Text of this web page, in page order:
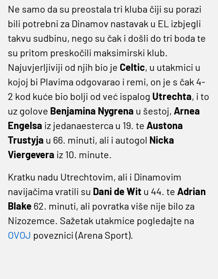
Ne samo da su preostala tri kluba čiji su porazi
bili potrebni za Dinamov nastavak u EL izbjegli
takvu sudbinu, nego su čak i došli do tri boda te
su pritom preskočili maksimirski klub.
Najuvjerljiviji od njih bio je Celtic, u utakmici u
kojoj bi Plavima odgovarao i remi, on je s čak 4-
2 kod kuće bio bolji od već ispalog Utrechta, i to
uz golove Benjamina Nygrena u šestoj, Arnea
Engelsa iz jedanaesterca u 19. te Austona
Trustyja u 66. minuti, ali i autogol Nicka
Viergevera iz 10. minute.
Kratku nadu Utrechtovim, ali i Dinamovim
navijačima vratili su Dani de Wit u 44. te Adrian
Blake 62. minuti, ali povratka više nije bilo za
Nizozemce. Sažetak utakmice pogledajte na
OVOJ poveznici (Arena Sport).